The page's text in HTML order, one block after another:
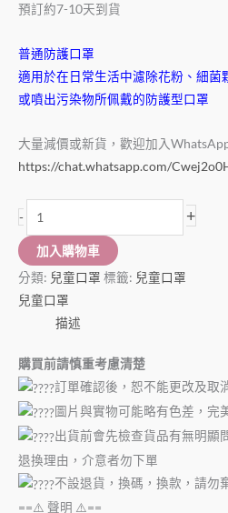
預訂約7-10天到貨
普通防護口罩
適用於在日常生活中濾除花粉、細菌
或噴出污染物所佩戴的防護型口罩
大量減價或新貨，歡迎加入
https://chat.whatsapp.com/
- +
加入購物車
分類: 兒童口罩 標籤: 兒童口罩
兒童口罩
描述
購買前請慎重考慮清楚
訂單確認後，恕不能更改及取
圖片與實物可能略有色差，完
出貨前會先檢查貨品有無明顯
退換理由，介意者勿下單
不設退貨，換碼，換款，請勿
==⚠️ 聲明 ⚠️==